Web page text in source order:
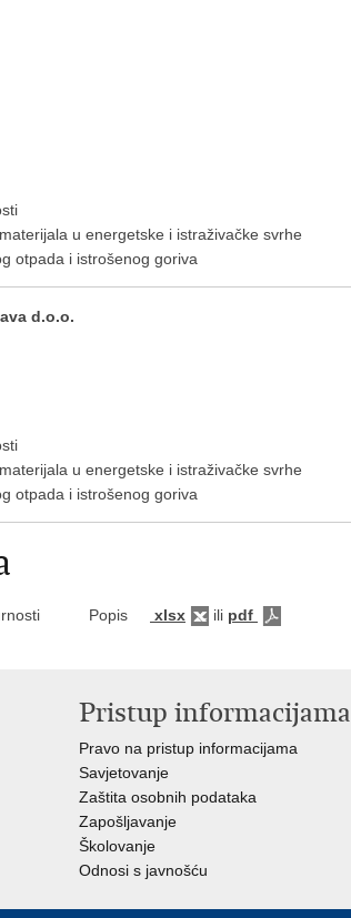
u energetske i istraživačke svrhe
otpada i istrošenog goriva
d.o.o.
u energetske i istraživačke svrhe
otpada i istrošenog goriva
sigurnosti Popis xlsx ili pdf
Pristup informacijama
Pravo na pristup informacijama
Savjetovanje
Zaštita osobnih podataka
Zapošljavanje
Školovanje
Odnosi s javnošću